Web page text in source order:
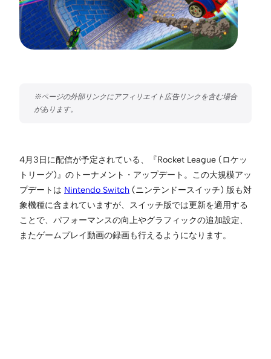
4月3日に配信が予定されている、『Rocket League (ロケッ
トリーグ)』のトーナメント・アップデート。この大規模アッ
プデートは Nintendo Switch (ニンテンドースイッチ) 版も対
象機種に含まれていますが、スイッチ版では更新を適用する
ことで、パフォーマンスの向上やグラフィックの追加設定、
またゲームプレイ動画の録画も行えるようになります。